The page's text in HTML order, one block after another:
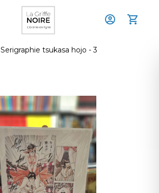
Serigraphie tsukasa hojo - 3